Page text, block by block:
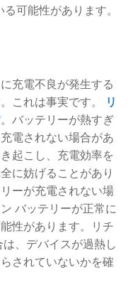
可能性があります。
充電不良が発生する
これは事実です。
リ
。バッテリーが熱すぎ
電されない場合があ
起こし、充電効率を
に妨げることがあり
ーが充電されない場
バッテリーが正常に
性があります。リチ
、デバイスが過熱し
されていないかを確